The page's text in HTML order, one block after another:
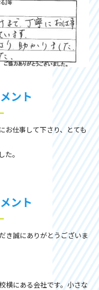
ント
お仕事して下さり、とても
。
ント
き誠にありがとうございま
横にある会社です。小さな